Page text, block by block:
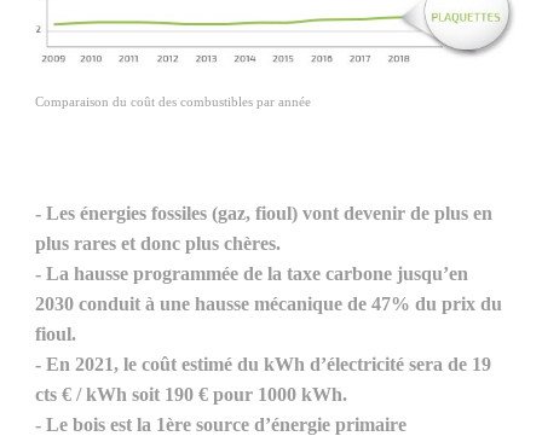
Comparaison du coût des combustibles par année
- Les énergies fossiles (gaz, fioul) vont devenir de plus en
plus rares et donc plus chères.
- La hausse programmée de la taxe carbone jusqu’en
2030 conduit à une hausse mécanique de 47% du prix du
fioul.
- En 2021, le coût estimé du kWh d’électricité sera de 19
cts € / kWh soit 190 € pour 1000 kWh.
- Le bois est la 1ère source d’énergie primaire